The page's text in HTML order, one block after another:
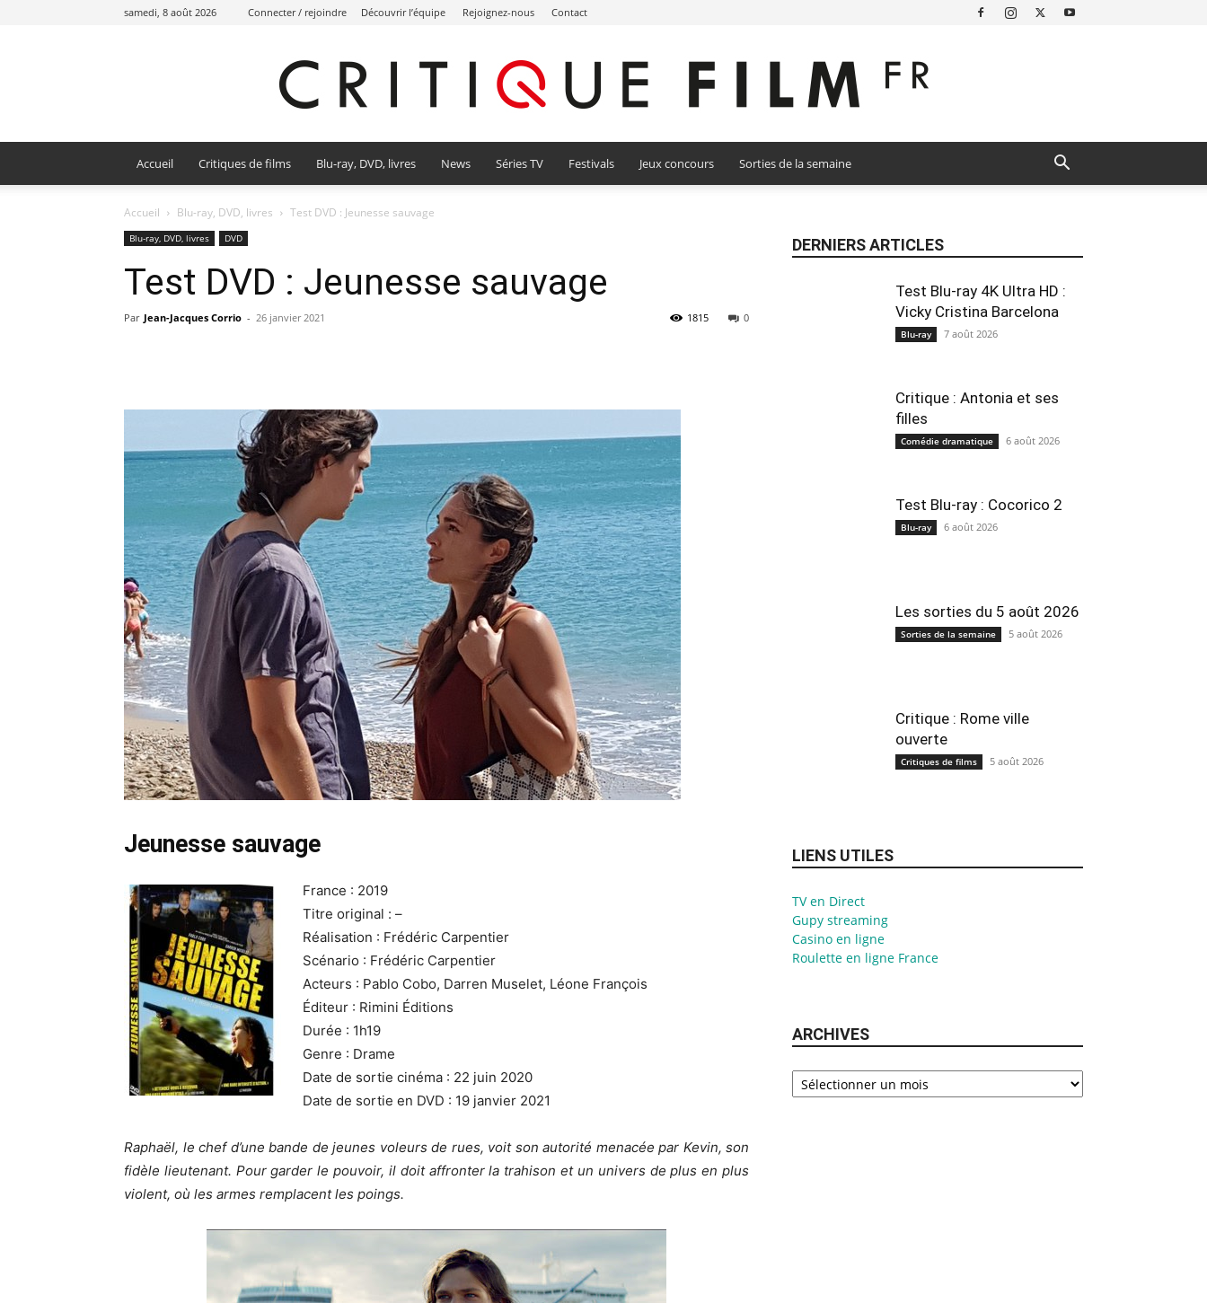
samedi, 8 août 2026 Connecter / rejoindre Découvrir l’équipe Rejoignez-nous Contact
Accueil Critiques de films Blu-ray, DVD, livres News Séries TV Festivals Jeux concours Sorties de la semaine
Accueil Blu-ray, DVD, livres Test DVD : Jeunesse sauvage
Blu-ray, DVD, livres DVD
Test DVD : Jeunesse sauvage
Par Jean-Jacques Corrio - 26 janvier 2021 0
1815
Jeunesse sauvage
France : 2019
Titre original : –
Réalisation : Frédéric Carpentier
Scénario : Frédéric Carpentier
Acteurs : Pablo Cobo, Darren Muselet, Léone François
Éditeur : Rimini Éditions
Durée : 1h19
Genre : Drame
Date de sortie cinéma : 22 juin 2020
Date de sortie en DVD : 19 janvier 2021
Raphaël, le chef d’une bande de jeunes voleurs de rues, voit son autorité menacée par Kevin, son
fidèle lieutenant. Pour garder le pouvoir, il doit affronter la trahison et un univers de plus en plus
violent, où les armes remplacent les poings.
DERNIERS ARTICLES
Test Blu-ray 4K Ultra HD :
Vicky Cristina Barcelona
Blu-ray 7 août 2026
Critique : Antonia et ses
filles
Comédie dramatique 6 août 2026
Test Blu-ray : Cocorico 2
Blu-ray 6 août 2026
Les sorties du 5 août 2026
Sorties de la semaine 5 août 2026
Critique : Rome ville
ouverte
Critiques de films 5 août 2026
LIENS UTILES
TV en Direct
Gupy streaming
Casino en ligne
Roulette en ligne France
ARCHIVES
Archives